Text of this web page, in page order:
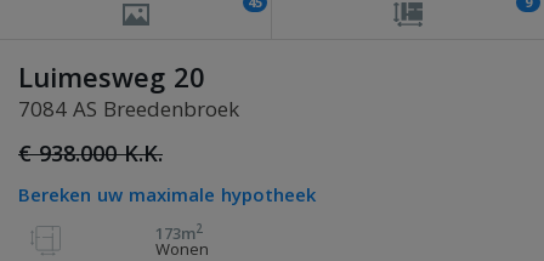
Luimesweg 20
7084 AS Breedenbroek
€ 938.000 K.K.
Bereken uw maximale hypotheek
173m2
Wonen